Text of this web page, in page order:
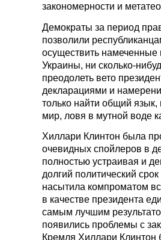
закономерности и
Демократы за период
позволили
осуществить
Украины, ни сколько-
преодолеть вето
декларациями и
только найти общий язык,
мир, ловя в мутной воде
Хиллари Клинтон была
очевидных спойлеров в
полностью устраивая и
долгий политический
насытила компроматом
в качестве президента
самым лучшим
появились проблемы с
Кремля Хиллари